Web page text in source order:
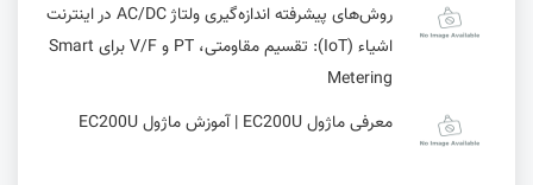
روش‌های پیشرفته اندازه‌گیری ولتاژ AC/DC در اینترنت
اشیاء (IoT): تقسیم مقاومتی، PT و V/F برای Smart
Metering
معرفی ماژول EC200U | آموزش ماژول EC200U